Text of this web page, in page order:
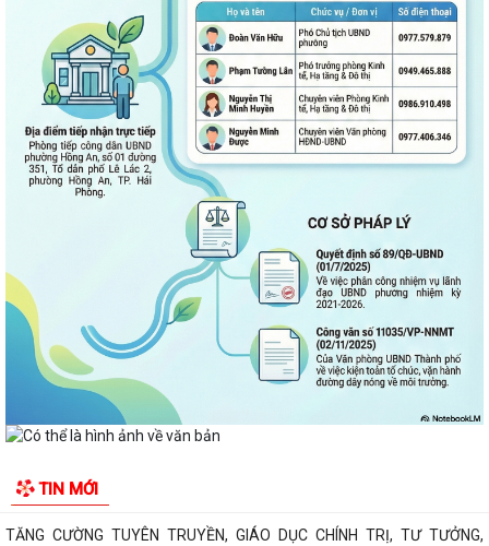
TIN MỚI
kiến đối với các hộ gia đình,...
QUAN ĐIỂM CỐT LÕI CỦA NGHỊ QUYẾT SỐ 80-NQ/TW NGÀY
07/01/2026 VỀ PHÁT TRIỂN VĂN HOÁ VIỆT NAM - XÂY...
PHƯỜNG HỒNG AN TỔ CHỨC SƠ KẾT ĐÁNH GIÁ TÌNH HÌNH TRIỂN KHAI
THỰC HIỆN MÔ HÌNH “TỔ DÂN PHỐ KHÔNG MA...
Thông báo kết quả Kỳ họp thứ 3 (Kỳ họp thường lệ giữa năm 2026)
HĐND thành phố khóa XVII, nhiệm kỳ...
PHƯỜNG HỒNG AN RA QUÂN TỔNG VỆ SINH MÔI TRƯỜNG, CHUNG
TAY XÂY DỰNG ĐÔ THỊ SÁNG - XANH - SẠCH - ĐẸP
Quyết định về việc công bố Người phát ngôn và cung cấp thông tin cho
báo chí của Ủy ban nhân dân...
Quyết định về việc Ban hành Quy chế phát ngôn và cung cấp thông tin
cho báo chí của Ủy ban nhân dân...
thị số 17 về bảo đảm trật tự...
TĂNG CƯỜNG TUYÊN TRUYỀN, GIÁO DỤC CHÍNH TRỊ, TƯ TƯỞNG,